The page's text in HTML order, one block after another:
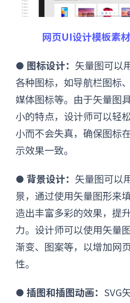
网页UI设计模板素
● 图标设计： 矢量图可以
各种图标，如导航栏图标
媒体图标等。由于矢量图
小的特点，设计师可以轻
小而不会失真，确保图标
示效果一致。
● 背景设计： 矢量图可以
景，通过使用矢量图形来
造出丰富多彩的效果，提
力。设计师可以使用矢量
渐变、图案等，以增加网
性。
● 插图和插图动画： SVG